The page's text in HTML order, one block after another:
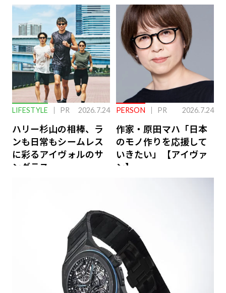
下を救う、脳のインナ
ーケアとは
LIFESTYLE PR 2026.7.24
ハリー杉山の相棒、ラ
ンも日常もシームレス
に彩るアイヴォルのサ
ングラス
PERSON PR 2026.7.24
作家・原田マハ「日本
のモノ作りを応援して
いきたい」【アイヴァ
ン】